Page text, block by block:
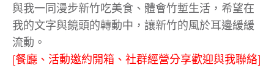
與我一同漫步新竹吃美食、體會竹塹生活，希望在
我的文字與鏡頭的轉動中，讓新竹的風於耳邊緩緩
流動。
[餐廳、活動邀約開箱、社群經營分享歡迎與我聯絡]